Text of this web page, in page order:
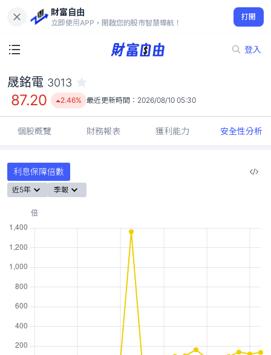
財富自由
立即使用APP，開啟您的股市智慧導航！
打開
登入
87.20
2.46%
晟銘電 3013
87.20 2.46% 最近更新時間： 2026/08/10 05:30
個股概覽 財務報表 獲利能力 安全性分析
利息保障倍數
近5年 季報